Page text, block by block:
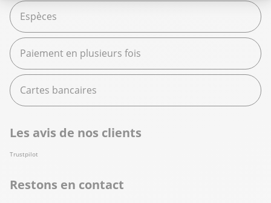
Espèces
Paiement en plusieurs fois
Cartes bancaires
Les avis de nos clients
Trustpilot
Restons en contact